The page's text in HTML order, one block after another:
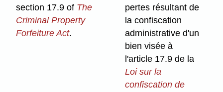
section 17.9 of The
Criminal Property
Forfeiture Act.
pertes résultant de
la confiscation
administrative d'un
bien visée à
l'article 17.9 de la
Loi sur la
confiscation de